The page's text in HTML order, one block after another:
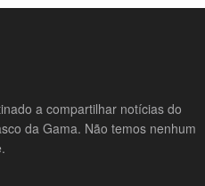
a compartilhar notícias do
da Gama. Não temos nenhum